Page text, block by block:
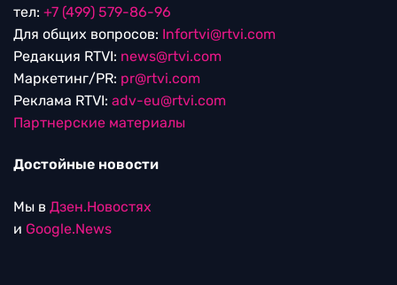
тел: +7 (499) 579-86-96
Для общих вопросов: Infortvi@rtvi.com
Редакция RTVI: news@rtvi.com
Маркетинг/PR: pr@rtvi.com
Реклама RTVI: adv-eu@rtvi.com
Партнерские материалы
Достойные новости
Мы в Дзен.Новостях
и Google.News